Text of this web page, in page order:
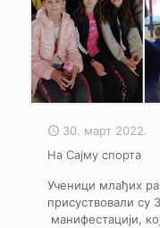
30. март 2022.
На Сајму спорта
Ученици млађих
присуствовали су
манифестацији,